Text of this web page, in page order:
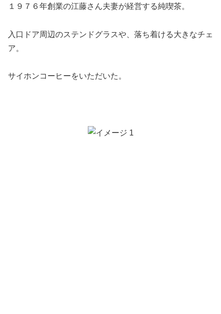
１９７６年創業の江藤さん夫妻が経営する純喫茶。
入口ドア周辺のステンドグラスや、落ち着ける大きなチェ
ア。
サイホンコーヒーをいただいた。